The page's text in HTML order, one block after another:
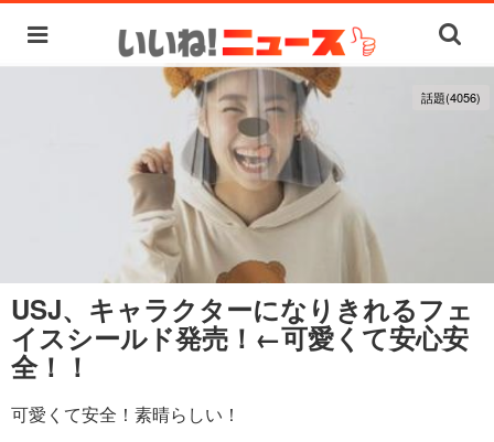
話題(4056)
USJ、キャラクターになりきれるフェ
イスシールド発売！←可愛くて安心安
全！！
可愛くて安全！素晴らしい！